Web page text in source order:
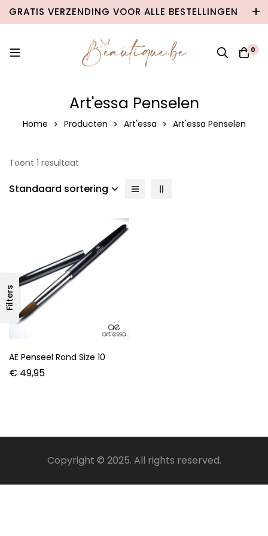
GRATIS VERZENDING VOOR ALLE BESTELLINGEN
VANAF €100 IN BELGIË & €120 NAAR
0
Art'essa Penselen
Home Producten Art'essa Art'essa Penselen
Filters
Toont 1 resultaat
Standaard sortering
AE Penseel Rond Size 10
€ 49,95
Copyright © 2025. All rights reserved.